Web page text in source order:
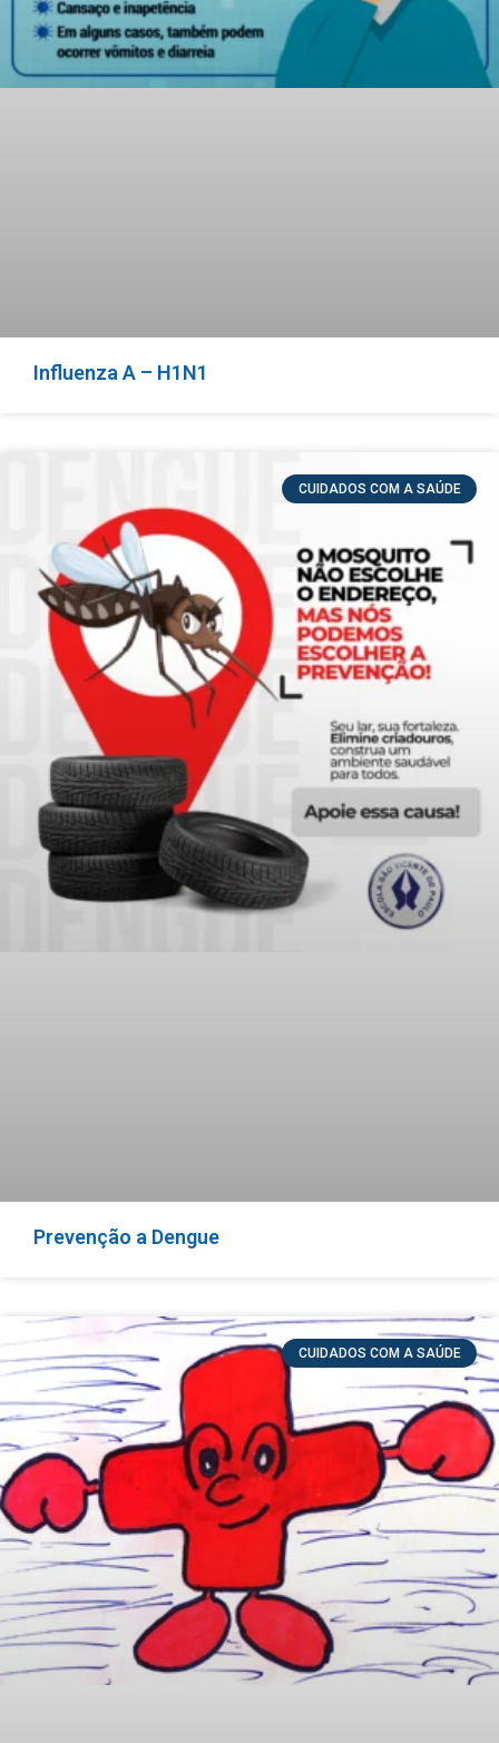
Influenza A – H1N1
CUIDADOS COM A SAÚDE
Prevenção a Dengue
CUIDADOS COM A SAÚDE